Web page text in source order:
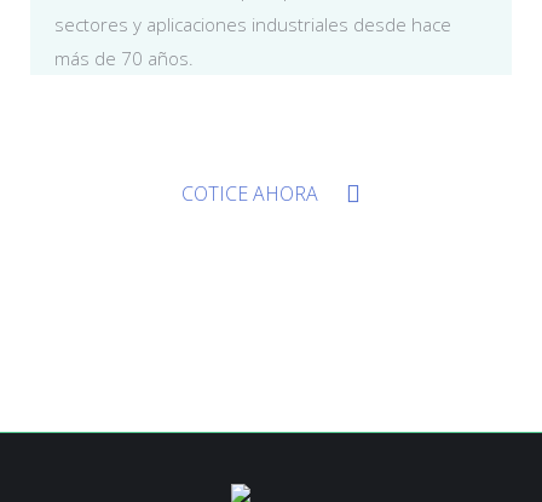
sectores y aplicaciones industriales desde hace
más de 70 años.
COTICE AHORA